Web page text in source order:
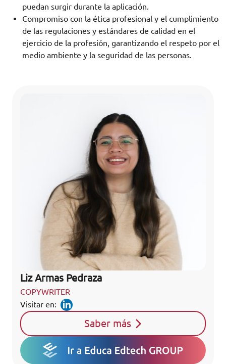
puedan surgir durante la aplicación.
Compromiso con la ética profesional y el cumplimiento
de las regulaciones y estándares de calidad en el
ejercicio de la profesión, garantizando el respeto por el
medio ambiente y la seguridad de las personas.
Liz Armas Pedraza
COPYWRITER
Visitar en:
Saber más